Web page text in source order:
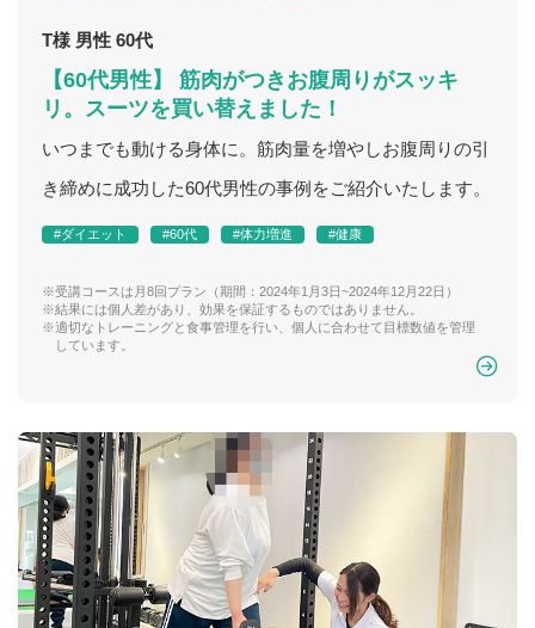
T様 男性 60代
【60代男性】 筋肉がつきお腹周りがスッキ
リ。スーツを買い替えました！
いつまでも動ける身体に。筋肉量を増やしお腹周りの引
き締めに成功した60代男性の事例をご紹介いたします。
#ダイエット #60代 #体力増進 #健康
※受講コースは月8回プラン（期間：2024年1月3日~2024年12月22日）
※結果には個人差があり、効果を保証するものではありません。
※適切なトレーニングと食事管理を行い、個人に合わせて目標数値を管理
しています。